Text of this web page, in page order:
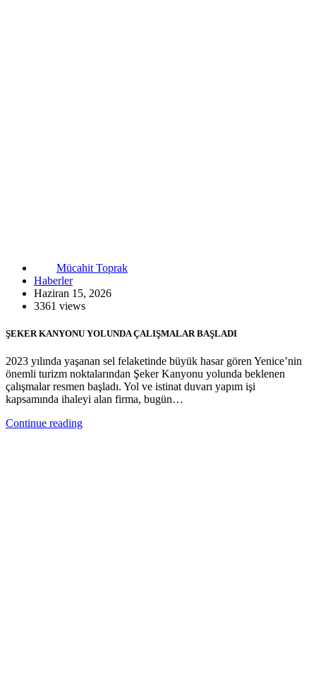
Mücahit Toprak
Haberler
Haziran 15, 2026
3361 views
ŞEKER KANYONU YOLUNDA ÇALIŞMALAR BAŞLADI
2023 yılında yaşanan sel felaketinde büyük hasar gören Yenice’nin
önemli turizm noktalarından Şeker Kanyonu yolunda beklenen
çalışmalar resmen başladı. Yol ve istinat duvarı yapım işi
kapsamında ihaleyi alan firma, bugün…
Continue reading